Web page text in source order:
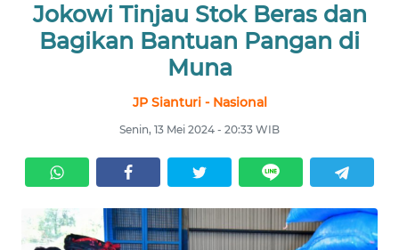
Jokowi Tinjau Stok Beras dan
Bagikan Bantuan Pangan di
Muna
JP Sianturi - Nasional
Senin, 13 Mei 2024 - 20:33 WIB
NASIONAL
KRIMINAL
EKUIN